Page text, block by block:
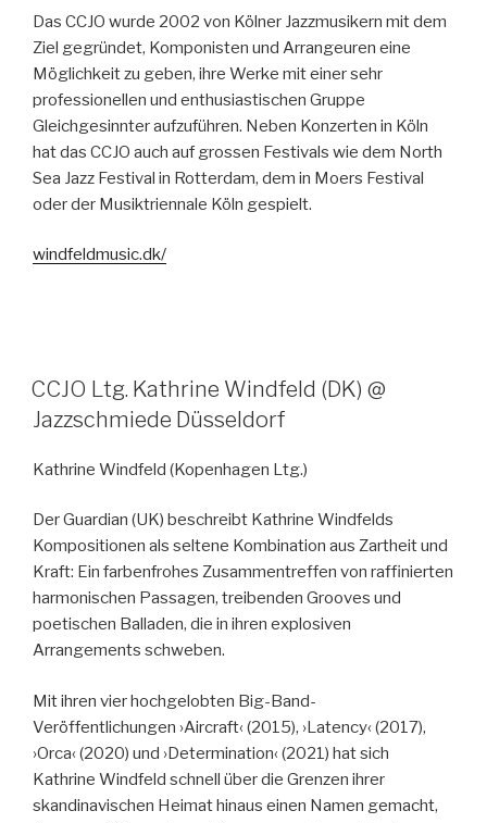
Das CCJO wurde 2002 von Kölner Jazzmusikern mit dem
Ziel gegründet, Komponisten und Arrangeuren eine
Möglichkeit zu geben, ihre Werke mit einer sehr
professionellen und enthusiastischen Gruppe
Gleichgesinnter aufzuführen. Neben Konzerten in Köln
hat das CCJO auch auf grossen Festivals wie dem North
Sea Jazz Festival in Rotterdam, dem in Moers Festival
oder der Musiktriennale Köln gespielt.
windfeldmusic.dk/
CCJO Ltg. Kathrine Windfeld (DK) @
Jazzschmiede Düsseldorf
Kathrine Windfeld (Kopenhagen Ltg.)
Der Guardian (UK) beschreibt Kathrine Windfelds
Kompositionen als seltene Kombination aus Zartheit und
Kraft: Ein farbenfrohes Zusammentreffen von raffinierten
harmonischen Passagen, treibenden Grooves und
poetischen Balladen, die in ihren explosiven
Arrangements schweben.
Mit ihren vier hochgelobten Big-Band-
Veröffentlichungen ›Aircraft‹ (2015), ›Latency‹ (2017),
›Orca‹ (2020) und ›Determination‹ (2021) hat sich
Kathrine Windfeld schnell über die Grenzen ihrer
skandinavischen Heimat hinaus einen Namen gemacht,